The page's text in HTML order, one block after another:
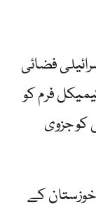
فضائی
فرم کو
کو جزوی
کے